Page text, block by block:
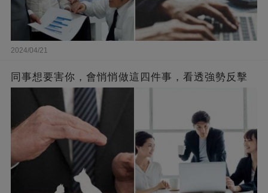
2024/04/21
同事想要害你，會悄悄做這四件事，看透強勢反擊